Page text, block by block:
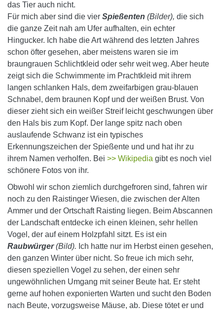
das Tier auch nicht.
Für mich aber sind die vier Spießenten (Bilder), die sich
die ganze Zeit nah am Ufer aufhalten, ein echter
Hingucker. Ich habe die Art während des letzten Jahres
schon öfter gesehen, aber meistens waren sie im
braungrauen Schlichtkleid oder sehr weit weg. Aber heute
zeigt sich die Schwimmente im Prachtkleid mit ihrem
langen schlanken Hals, dem zweifarbigen grau-blauen
Schnabel, dem braunen Kopf und der weißen Brust. Von
dieser zieht sich ein weißer Streif leicht geschwungen über
den Hals bis zum Kopf. Der lange spitz nach oben
auslaufende Schwanz ist ein typisches
Erkennungszeichen der Spießente und und hat ihr zu
ihrem Namen verholfen. Bei >> Wikipedia gibt es noch viel
schönere Fotos von ihr.
Obwohl wir schon ziemlich durchgefroren sind, fahren wir
noch zu den Raistinger Wiesen, die zwischen der Alten
Ammer und der Ortschaft Raisting liegen. Beim Abscannen
der Landschaft entdecke ich einen kleinen, sehr hellen
Vogel, der auf einem Holzpfahl sitzt. Es ist ein
Raubwürger(Bild). Ich hatte nur im Herbst einen gesehen,
den ganzen Winter über nicht. So freue ich mich sehr,
diesen speziellen Vogel zu sehen, der einen sehr
ungewöhnlichen Umgang mit seiner Beute hat. Er steht
gerne auf hohen exponierten Warten und sucht den Boden
nach Beute, vorzugsweise Mäuse, ab. Diese tötet er und